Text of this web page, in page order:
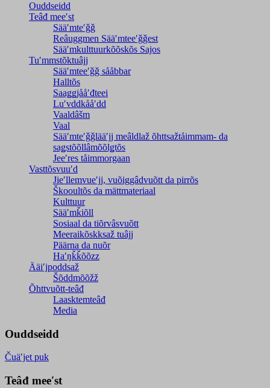
Ouddseidd
Teâđ meeʹst
Sääʹmteʹǧǧ
Reâuggmen Sääʹmteeʹǧǧest
Sääʹmkulttuurkõõskõs Sajos
Tuʹmmstõktuâjj
Sääʹmteeʹǧǧ sååbbar
Halltõs
Saaǥǥjååʹđteei
Luʹvddkååʹdd
Vaaldâšm
Vaal
Sääʹmteʹǧǧlääʹjj meâldlaž õhttsažtåimmam- da
saǥstõõllâmõõlǥtõs
Jeeʹres tåimmorgaan
Vasttõsvuuʹd
Jieʹllemvueʹjj, vuõiggâdvuõtt da pirrõs
Škooultõs da mättmateriaal
Kulttuur
Sääʹmǩiõll
Sosiaal da tiõrvâsvuõtt
Meeraikõskksaž tuâjj
Päärna da nuõr
Haʹŋǩǩõõzz
Ääiʹjpoddsaž
Šõddmõõžž
Õhttvuõtt-teâđ
Laasktemteâđ
Media
Ouddseidd
Čuäʹjet puk
Teâđ meeʹst